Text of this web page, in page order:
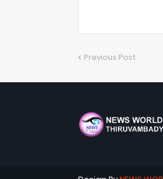
Previous Post